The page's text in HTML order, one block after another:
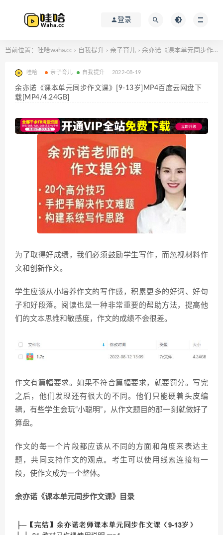
登录
当前位置： 哇哈waha.cc > 自我提升 > 亲子育儿 > 余亦诺《课本单元同步作文课》[9-13岁]MP4百度云网盘下载[MP4/4.24GB]
哇哈 亲子育儿 自我提升 2022-08-19
余亦诺《课本单元同步作文课》[9-13岁]MP4百度云网盘下
载[MP4/4.24GB]
为了取得好成绩，我们必须鼓励学生写作，而忽视材料作
文和创新作文。
学生应该从小培养作文的写作感，积累更多的好词、好句
子和好段落。阅读也是一种非常重要的帮助方法，提高他
们的文本思维和敏感度，作文的成绩不会很差。
作文有篇幅要求。如果不符合篇幅要求，就要罚分。写完
之后，他们发现还有很大的不同。他们只能硬着头皮编
辑，有些学生会玩“小聪明”，从作文题目的那一刻就做好了
算盘。
作文的每一个片段都应该从不同的方面和角度来表达主
题，共同支持作文的观点。考生可以使用线索连接每一
段，使作文成为一个整体。
余亦诺《课本单元同步作文课》目录